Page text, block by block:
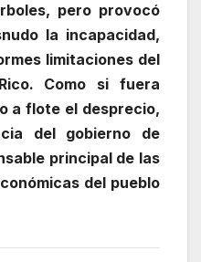
pero provocó
la incapacidad,
limitaciones del
Como si fuera
a flote el desprecio,
del gobierno de
principal de las
del pueblo